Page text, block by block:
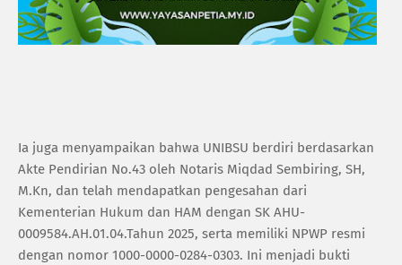
Ia juga menyampaikan bahwa UNIBSU berdiri berdasarkan
Akte Pendirian No.43 oleh Notaris Miqdad Sembiring, SH,
M.Kn, dan telah mendapatkan pengesahan dari
Kementerian Hukum dan HAM dengan SK AHU-
0009584.AH.01.04.Tahun 2025, serta memiliki NPWP resmi
dengan nomor 1000-0000-0284-0303. Ini menjadi bukti